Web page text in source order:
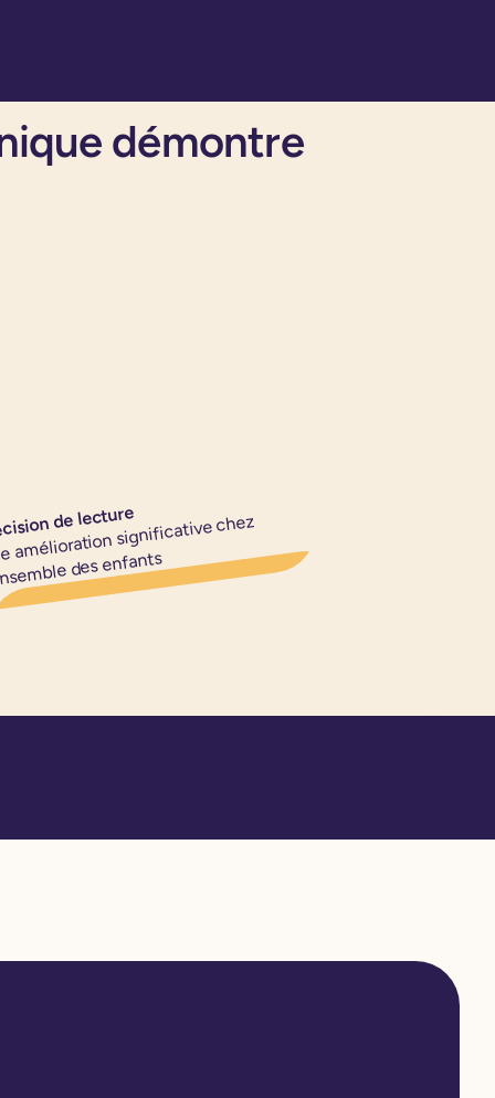
démontre
de lecture
amélioration significative chez
des enfants